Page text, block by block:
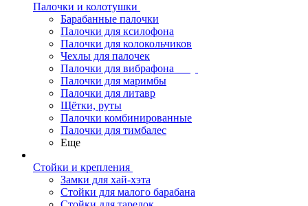
Палочки и колотушки
Барабанные палочки
Палочки для ксилофона
Палочки для колокольчиков
Чехлы для палочек
Палочки для вибрафона
Палочки для маримбы
Палочки для литавр
Щётки, руты
Палочки комбинированные
Палочки для тимбалес
Еще
Стойки и крепления
Замки для хай-хэта
Стойки для малого барабана